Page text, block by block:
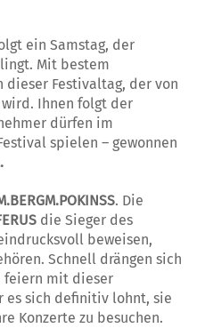
ein Samstag, der
Mit bestem
Festivaltag, der von
Ihnen folgt der
dürfen im
spielen – gewonnen
.
. Die
die Sieger des
beweisen,
Schnell drängen sich
feiern mit dieser
es sich definitiv lohnt, sie
Konzerte zu besuchen.